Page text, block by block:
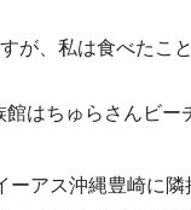
が、私は食べたこ
館はちゅらさんビー
ーアス沖縄豊崎に隣